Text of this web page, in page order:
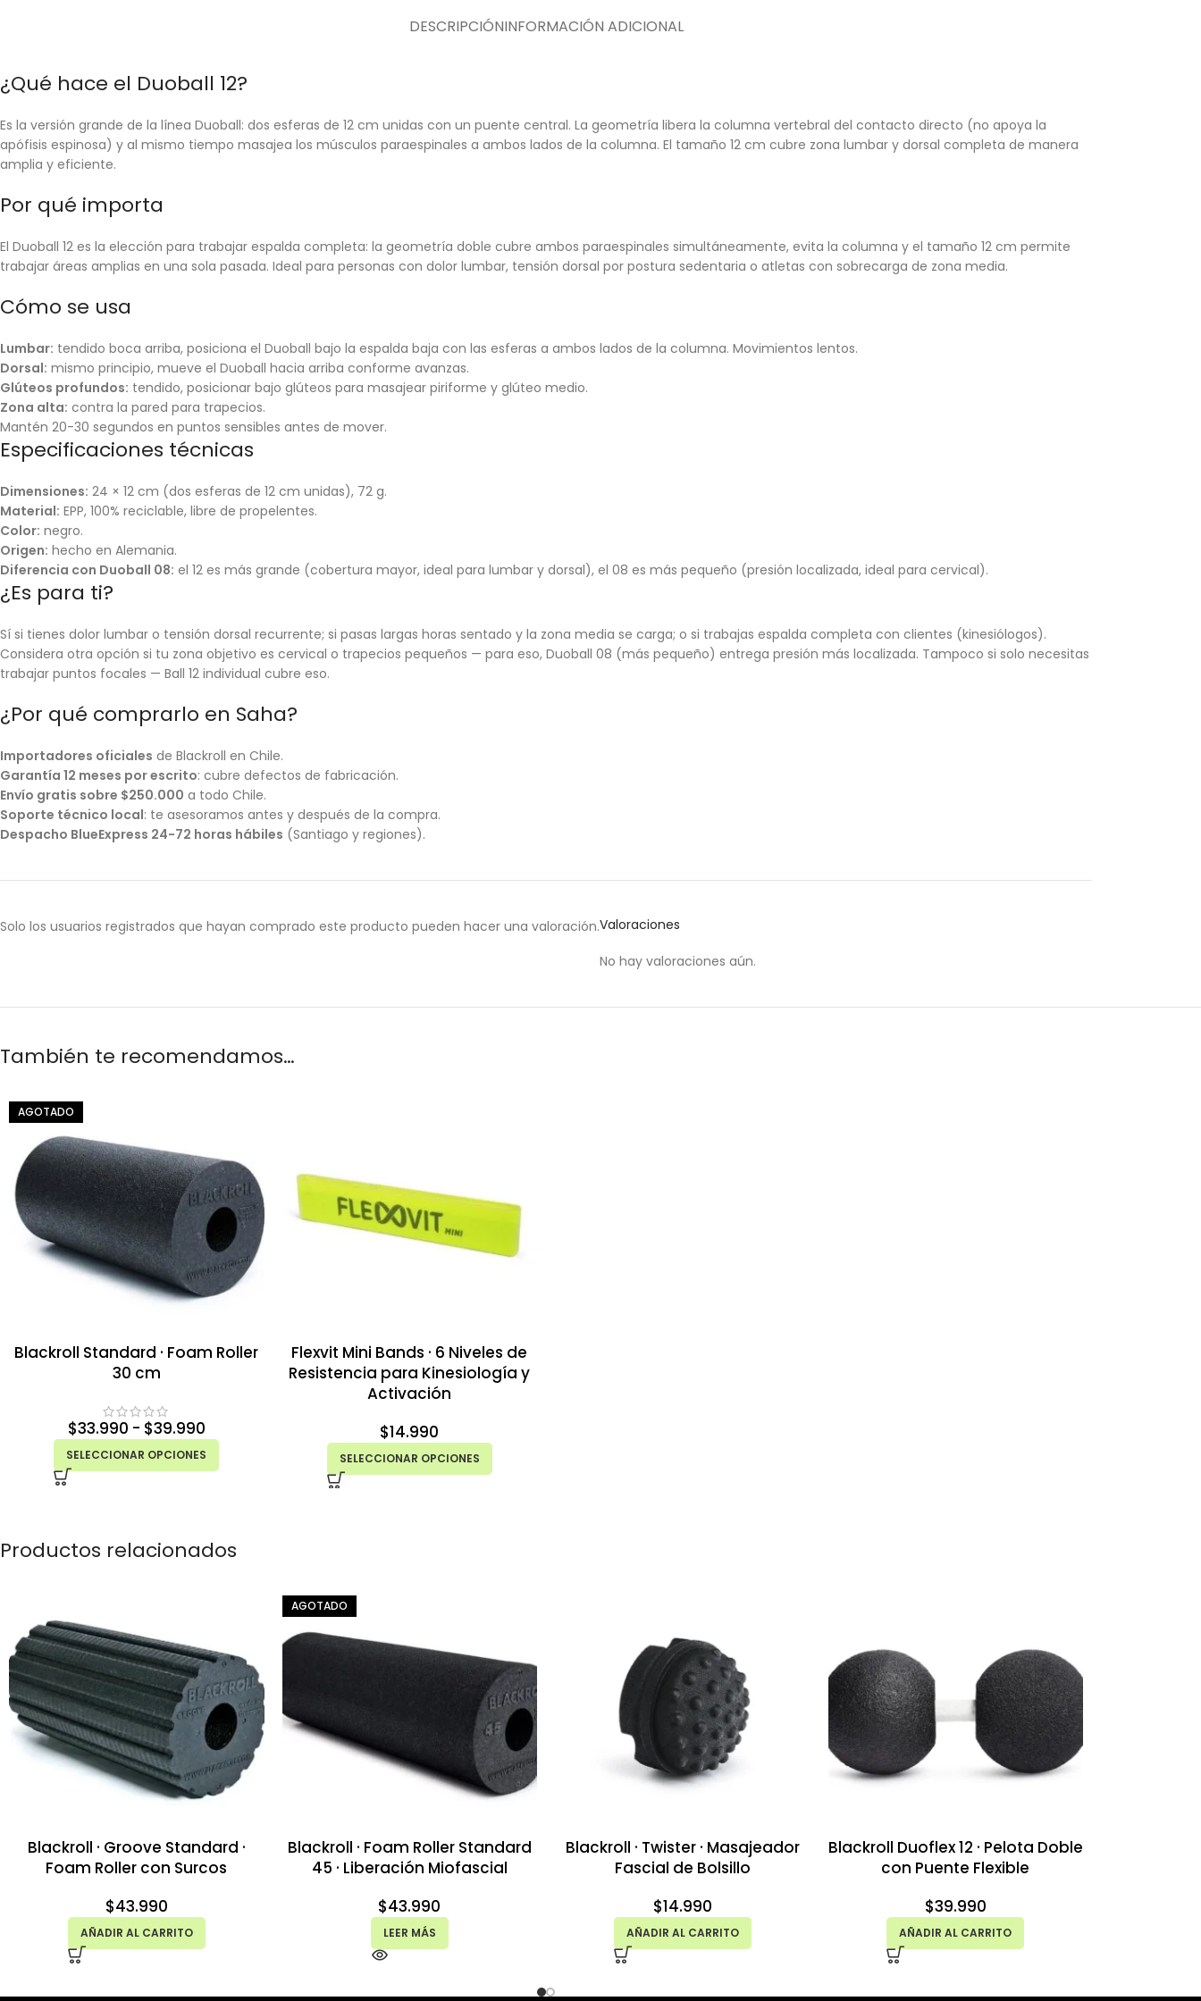
DESCRIPCIÓNINFORMACIÓN ADICIONAL
¿Qué hace el Duoball 12?
Es la versión grande de la línea Duoball: dos esferas de 12 cm unidas con un puente central. La geometría libera la columna vertebral del contacto directo (no apoya la
apófisis espinosa) y al mismo tiempo masajea los músculos paraespinales a ambos lados de la columna. El tamaño 12 cm cubre zona lumbar y dorsal completa de manera
amplia y eficiente.
Por qué importa
El Duoball 12 es la elección para trabajar espalda completa: la geometría doble cubre ambos paraespinales simultáneamente, evita la columna y el tamaño 12 cm permite
trabajar áreas amplias en una sola pasada. Ideal para personas con dolor lumbar, tensión dorsal por postura sedentaria o atletas con sobrecarga de zona media.
Cómo se usa
Lumbar: tendido boca arriba, posiciona el Duoball bajo la espalda baja con las esferas a ambos lados de la columna. Movimientos lentos.
Dorsal: mismo principio, mueve el Duoball hacia arriba conforme avanzas.
Glúteos profundos: tendido, posicionar bajo glúteos para masajear piriforme y glúteo medio.
Zona alta: contra la pared para trapecios.
Mantén 20-30 segundos en puntos sensibles antes de mover.
Especificaciones técnicas
Dimensiones: 24 × 12 cm (dos esferas de 12 cm unidas), 72 g.
Material: EPP, 100% reciclable, libre de propelentes.
Color: negro.
Origen: hecho en Alemania.
Diferencia con Duoball 08: el 12 es más grande (cobertura mayor, ideal para lumbar y dorsal), el 08 es más pequeño (presión localizada, ideal para cervical).
¿Es para ti?
Sí si tienes dolor lumbar o tensión dorsal recurrente; si pasas largas horas sentado y la zona media se carga; o si trabajas espalda completa con clientes (kinesiólogos).
Considera otra opción si tu zona objetivo es cervical o trapecios pequeños — para eso, Duoball 08 (más pequeño) entrega presión más localizada. Tampoco si solo necesitas
trabajar puntos focales — Ball 12 individual cubre eso.
¿Por qué comprarlo en Saha?
Importadores oficiales de Blackroll en Chile.
Garantía 12 meses por escrito: cubre defectos de fabricación.
Envío gratis sobre $250.000 a todo Chile.
Soporte técnico local: te asesoramos antes y después de la compra.
Despacho BlueExpress 24-72 horas hábiles (Santiago y regiones).
Valoraciones
No hay valoraciones aún.
Solo los usuarios registrados que hayan comprado este producto pueden hacer una valoración.
También te recomendamos…
AGOTADO
Blackroll Standard · Foam Roller
30 cm
$33.990 - $39.990
SELECCIONAR OPCIONES
Flexvit Mini Bands · 6 Niveles de
Resistencia para Kinesiología y
Activación
$14.990
SELECCIONAR OPCIONES
Productos relacionados
Blackroll · Groove Standard ·
Foam Roller con Surcos
$43.990
AÑADIR AL CARRITO
AGOTADO
Blackroll · Foam Roller Standard
45 · Liberación Miofascial
$43.990
LEER MÁS
Blackroll · Twister · Masajeador
Fascial de Bolsillo
$14.990
AÑADIR AL CARRITO
Blackroll Duoflex 12 · Pelota Doble
con Puente Flexible
$39.990
AÑADIR AL CARRITO